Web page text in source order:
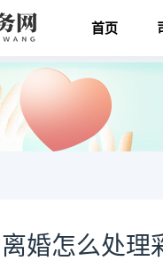
首页
婚怎么处理